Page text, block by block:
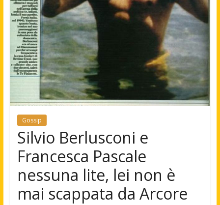
Gossip
Silvio Berlusconi e
Francesca Pascale
nessuna lite, lei non è
mai scappata da Arcore